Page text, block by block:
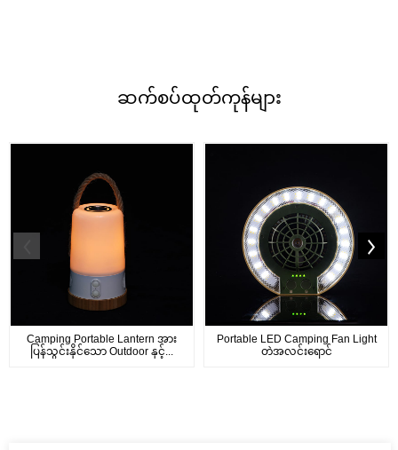
ဆက်စပ်ထုတ်ကုန်များ
Camping Portable Lantern အား
ပြန်သွင်းနိုင်သော Outdoor နှင့်...
Portable LED Camping Fan Light
တဲအလင်းရောင်